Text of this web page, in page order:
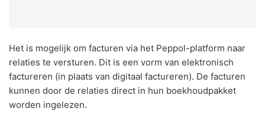
Het is mogelijk om facturen via het Peppol-platform naar
relaties te versturen. Dit is een vorm van elektronisch
factureren (in plaats van digitaal factureren). De facturen
kunnen door de relaties direct in hun boekhoudpakket
worden ingelezen.